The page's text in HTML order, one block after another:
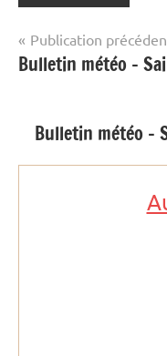
Navigation
de
Publication
Bulletin météo –
Bulletin météo –